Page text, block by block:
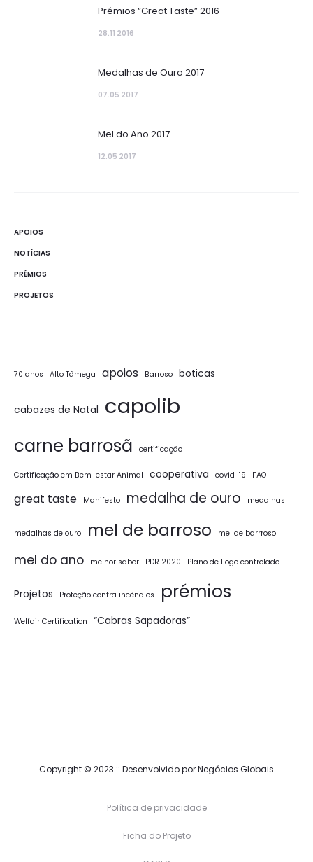
Prémios “Great Taste” 2016
28.11 2016
Medalhas de Ouro 2017
07.05 2017
Mel do Ano 2017
12.05 2017
APOIOS
NOTÍCIAS
PRÉMIOS
PROJETOS
70 anos Alto Tâmega apoios Barroso boticas
cabazes de Natal capolib
carne barrosã certificação
Certificação em Bem-estar Animal cooperativa covid-19 FAO
great taste Manifesto medalha de ouro medalhas
medalhas de ouro mel de barroso mel de barrroso
mel do ano melhor sabor PDR 2020 Plano de Fogo controlado
Projetos Proteção contra incêndios prémios
Welfair Certification “Cabras Sapadoras”
Copyright © 2023 :: Desenvolvido porNegócios Globais
Política de privacidade
Ficha do Projeto